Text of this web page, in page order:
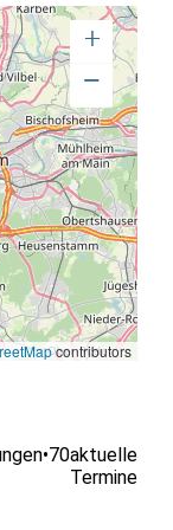
+
−
contributors
•70aktuelle
Termine